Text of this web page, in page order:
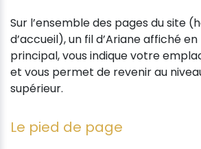
Sur l’ensemble des pages du site
d’accueil), un fil d’Ariane affiché
principal, vous indique votre
et vous permet de revenir au
supérieur.
Le pied de page